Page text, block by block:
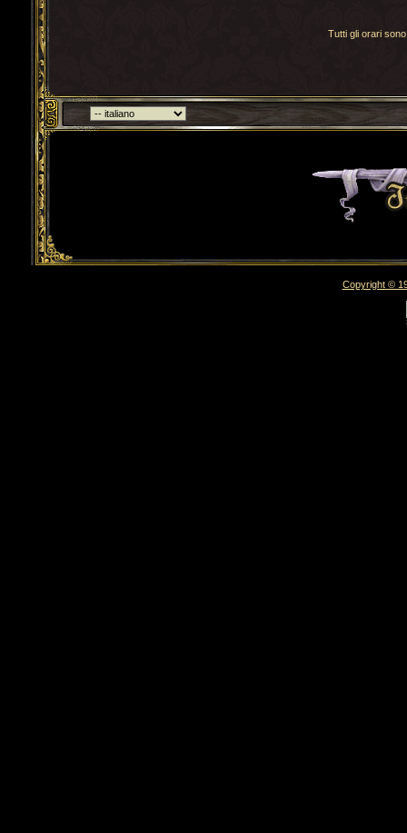
Tutti gli orari
Torna indietro
Copyright ©